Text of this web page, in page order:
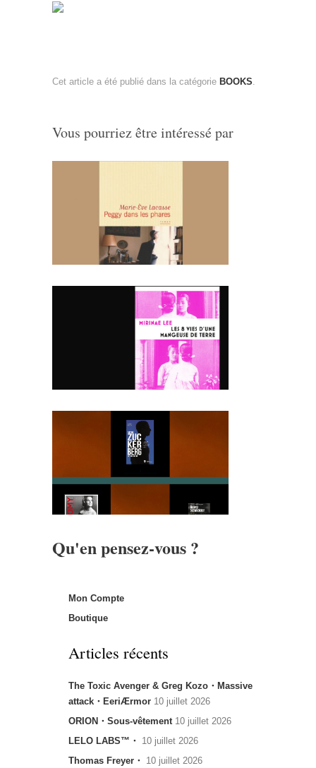
Cet article a été publié dans la catégorie BOOKS.
Vous pourriez être intéressé par
Qu'en pensez-vous ?
Mon Compte
Boutique
Articles récents
The Toxic Avenger & Greg Kozo・Massive
attack・EeriÆrmor 10 juillet 2026
ORION・Sous-vêtement 10 juillet 2026
LELO LABS™・ 10 juillet 2026
Thomas Freyer・ 10 juillet 2026